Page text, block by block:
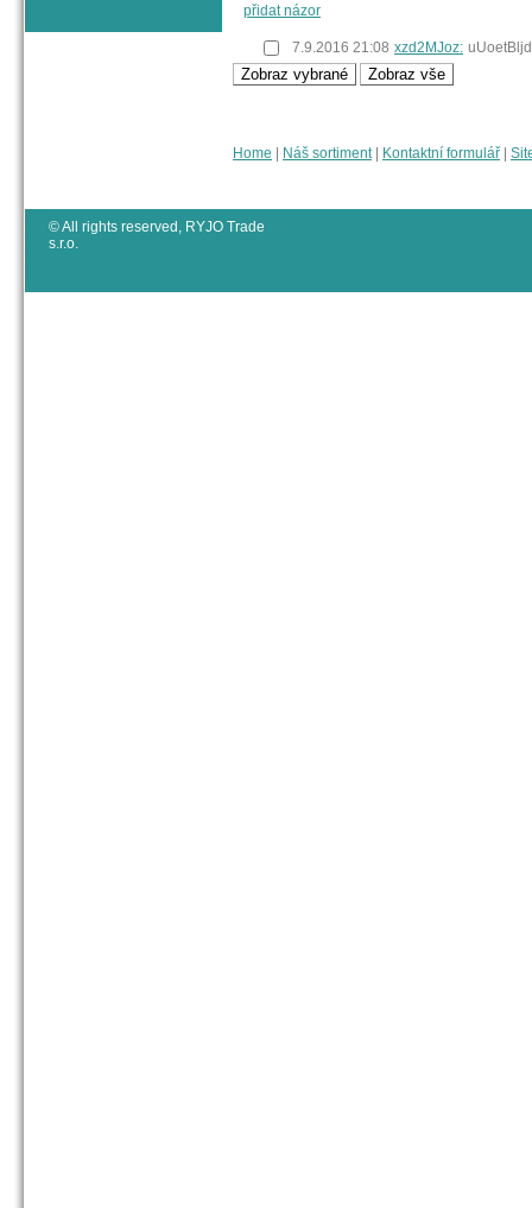
přidat názor
7.9.2016 21:08 xzd2MJoz:
Home | Náš sortiment | Kontaktní formulář |
© All rights reserved, RYJO Trade
s.r.o.